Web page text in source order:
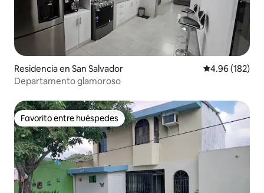
Residencia en San Salvador Calificación
4.96 (182)
Departamento glamoroso
Favorito entre huéspedes
Favorito entre huéspedes